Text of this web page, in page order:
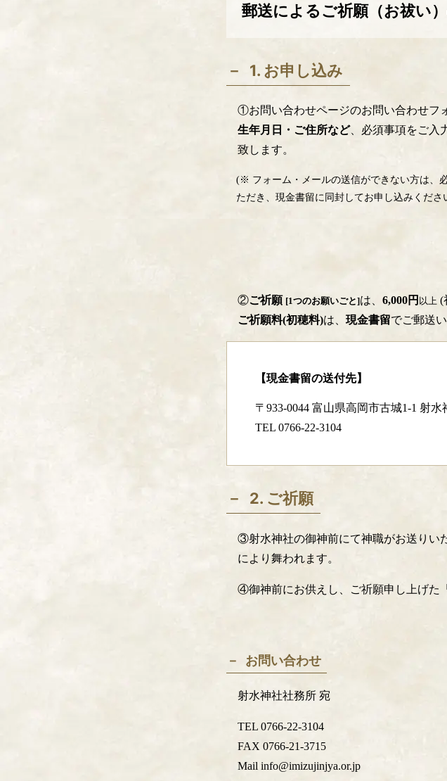
郵送によるご祈願（お祓い
1. お申し込み
①お問い合わせページのお問い合わせフ
生年月日・ご住所など、必須事項をご入
致します。
(※ フォーム・メールの送信ができない方は、
ただき、現金書留に同封してお申し込みくださ
②ご祈願 [1つのお願いごと] は、 6,000円 以上 (
ご祈願料(初穂料)は、 現金書留でご郵送
【現金書留の送付先】
〒933-0044 富山県高岡市古城1-1 射水
TEL 0766-22-3104
2. ご祈願
③射水神社の御神前にて神職がお送りい
により舞われます。
④御神前にお供えし、ご祈願申し上げた
お問い合わせ
射水神社社務所 宛
TEL 0766-22-3104
FAX 0766-21-3715
Mail info@imizujinjya.or.jp